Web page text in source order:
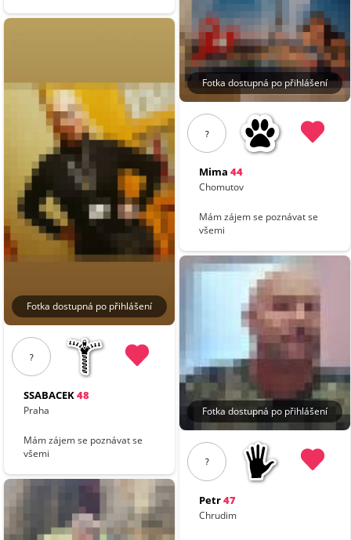
Fotka dostupná po přihlášení
?
SSABACEK48
Praha
Mám zájem se poznávat se
všemi
Fotka dostupná po přihlášení
?
Mima 44
Chomutov
Mám zájem se poznávat se
všemi
Fotka dostupná po přihlášení
?
Petr47
Chrudim